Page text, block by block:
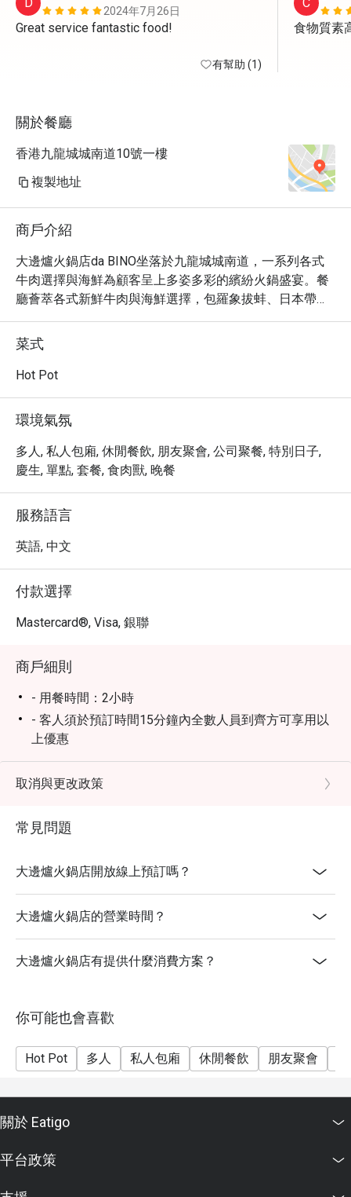
2024年7月26日
Great service fantastic food!
有幫助 (1)
食物質素
關於餐廳
香港九龍城城南道10號一樓
複製地址
商戶介紹
大邊爐火鍋店da BINO坐落於九龍城城南道，一系列各式
牛肉選擇與海鮮為顧客呈上多姿多彩的繽紛火鍋盛宴。餐
廳薈萃各式新鮮牛肉與海鮮選擇，包羅象拔蚌、日本帶子
刺身、三秒腐皮、手切安格斯肥牛以及海鮮蛋角等在內的
種類多元的一系列風味，為火鍋增添不可或缺的動人魅
力。大邊爐火鍋店致力演繹屬於火鍋的新鮮質感，注重細
節以發揮每款食材的獨特滋味，配合蘊含濃郁口感的湯
菜式
Hot Pot
環境氣氛
多人, 私人包廂, 休閒餐飲, 朋友聚會, 公司聚餐, 特別日子,
慶生, 單點, 套餐, 食肉獸, 晚餐
服務語言
英語, 中文
付款選擇
Mastercard®, Visa, 銀聯
商戶細則
- 用餐時間：2小時
- 客人須於預訂時間15分鐘內全數人員到齊方可享用以
上優惠
-折扣只限於餐牌內的單點食品，並不包括套餐、時價
食品、前菜費、芥醬費、切餅費、開瓶費和飲品，不可
- 此優惠只限堂食並使用一次 (不適用於私人房間、外賣
服務、外帶服務)
- 此優惠不可兌換現金或其他產品
- 加一服務費以原價計算
- 折扣不可與餐廳其他推廣優惠同時使用
通知，方能享用優惠
爐火鍋保留座位安排之最終決定權
取消與更改政策
常見問題
大邊爐火鍋店開放線上預訂嗎？
大邊爐火鍋店的營業時間？
大邊爐火鍋店有提供什麼消費方案？
你可能也會喜歡
Hot Pot 多人 私人包廂 休閒餐飲 朋友聚會
關於 Eatigo
平台政策